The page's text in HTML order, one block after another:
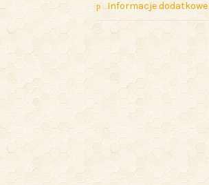
Informacje dodatkowe